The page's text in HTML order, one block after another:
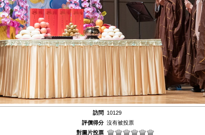
訪問
10129
評價得分 沒有被投票
對圖片投票